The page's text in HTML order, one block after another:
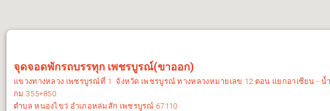
จุดจอดพักรถบรรทุก เพชรบูรณ์(ขาออก)
แขวงทางหลวง เพชรบูรณ์ที่ 1จังหวัด เพชรบูรณ์ทางหลวงหมายเลข 12 ตอน แยกอาเซียน - น้
กม. 355+850
ตำบล หนองไขว่ อำเภอหล่มสัก เพชรบูรณ์ 67110